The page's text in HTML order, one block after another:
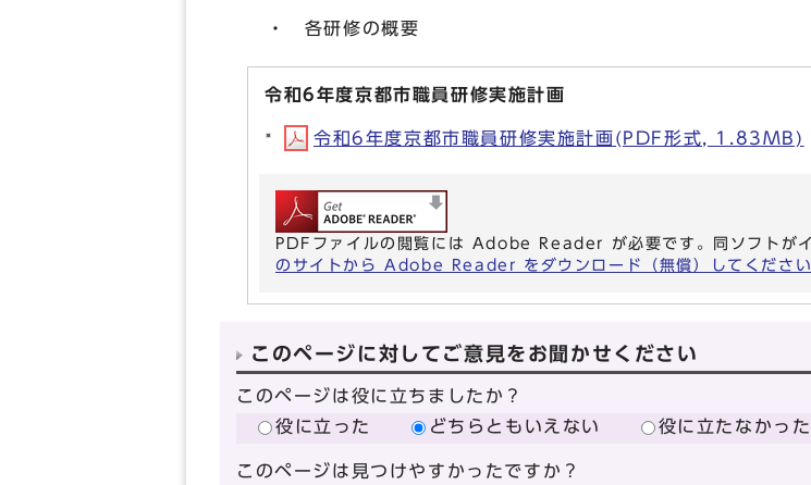
・ 各研修の概要
令和6年度京都市職員研修実施計画
令和6年度京都市職員研修実施計画(PDF形式, 1.83MB)
PDFファイルの閲覧には Adobe Reader が必要です。同ソフトが
のサイトから Adobe Reader をダウンロード（無償）してください
このページに対してご意見をお聞かせください
このページは役に立ちましたか？
役に立った
どちらともいえない 役に立たなかった
このページは見つけやすかったですか？